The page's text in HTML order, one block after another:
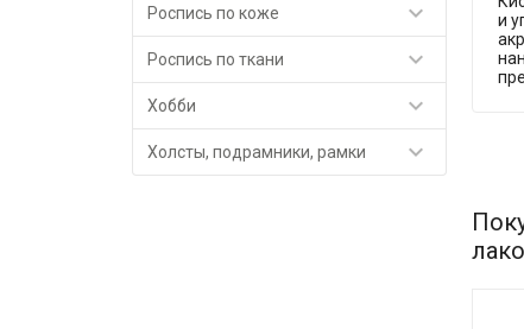
Роспись по коже 
Роспись по ткани 
Хобби 
Холсты, подрамники, рамки 
и